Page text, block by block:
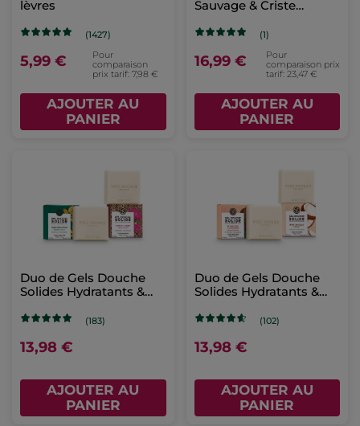
lèvres
(1427)
5,99 €
Pour
comparaison
prix tarif: 7,98 €
AJOUTER AU
PANIER
Sauvage & Criste
(1)
16,99 €
Pour
comparaison prix
tarif: 23,47 €
AJOUTER AU
PANIER
Duo de Gels Douche
Solides Hydratants &
(183)
13,98 €
AJOUTER AU
PANIER
Duo de Gels Douche
Solides Hydratants &
(102)
13,98 €
AJOUTER AU
PANIER